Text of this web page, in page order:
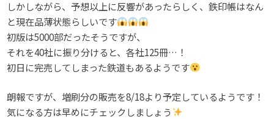
しかしながら、予想以上に反響があったらしく、鉄印帳はなん
と現在品薄状態らしいです
初版は5000部だったそうですが、
それを40社に振り分けると、各社125冊…！
初日に完売してしまった鉄道もあるようです
朗報ですが、増刷分の販売を8/18より予定しているようです！
気になる方は早めにチェックしましょう